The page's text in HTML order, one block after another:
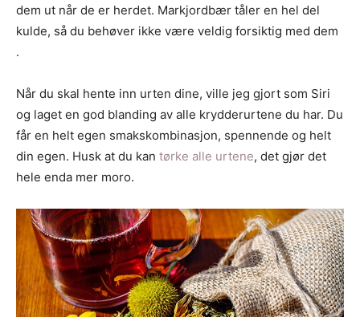
dem ut når de er herdet. Markjordbær tåler en hel del
kulde, så du behøver ikke være veldig forsiktig med dem
.
Når du skal hente inn urten dine, ville jeg gjort som Siri
og laget en god blanding av alle krydderurtene du har. Du
får en helt egen smakskombinasjon, spennende og helt
din egen. Husk at du kan tørke alle urtene, det gjør det
hele enda mer moro.